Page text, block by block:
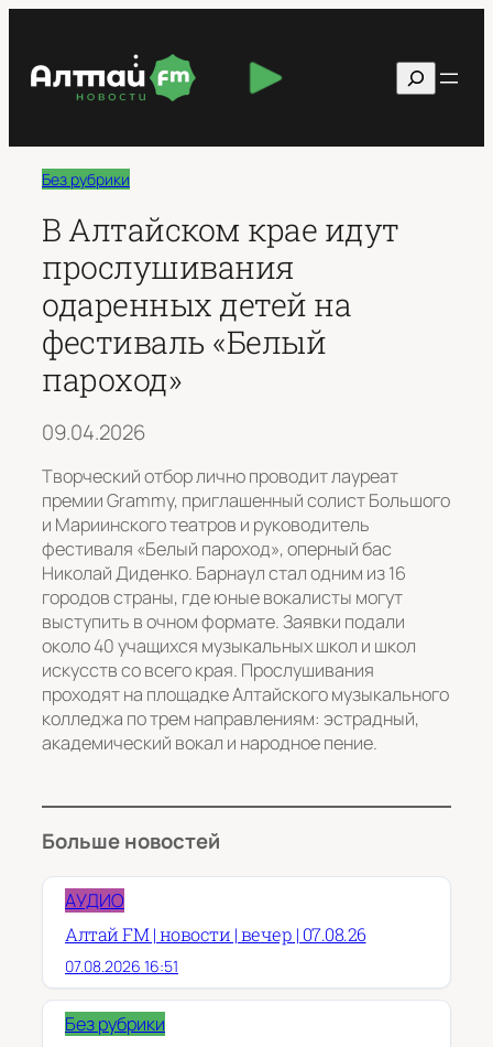
содержимому
Поиск
Без рубрики
В Алтайском крае идут
прослушивания
одаренных детей на
фестиваль «Белый
пароход»
09.04.2026
Творческий отбор лично проводит лауреат
премии Grammy, приглашенный солист Большого
и Мариинского театров и руководитель
фестиваля «Белый пароход», оперный бас
Николай Диденко. Барнаул стал одним из 16
городов страны, где юные вокалисты могут
выступить в очном формате. Заявки подали
около 40 учащихся музыкальных школ и школ
искусств со всего края. Прослушивания
проходят на площадке Алтайского музыкального
колледжа по трем направлениям: эстрадный,
академический вокал и народное пение.
Больше новостей
АУДИО
Алтай FM | новости | вечер | 07.08.26
07.08.2026 16:51
Без рубрики